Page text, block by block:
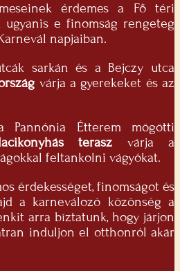
érdemes a Fő téri
ugyanis e finomság rengeteg
napjaiban.
sarkán és a Bejczy utca
várja a gyerekeket és az
Pannónia Étterem mögötti
terasz várja a
feltankolni vágyókat.
érdekességet, finomságot és
a karneválozó közönség a
arra bíztatunk, hogy járjon
induljon el otthonról akár